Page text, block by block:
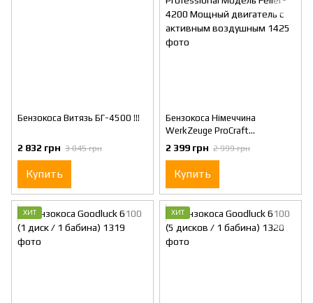
Бензокоса Витязь БГ-4500 !!!
2 832 грн 3 045 грн
Купить
Бензокоса Нiмеччина
WerkZeuge ProCraft
Professional Модель Feller-
4200 Мощный двигатель с
активным воздушным
2 399 грн 2 999 грн
Купить
ХИТ ХИТ